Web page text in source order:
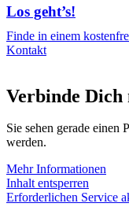
Los geht’s!
Finde in einem
Kontakt
Verbinde
Sie sehen gerade einen
werden.
Mehr Informationen
Inhalt entsperren
Erforderlichen Service